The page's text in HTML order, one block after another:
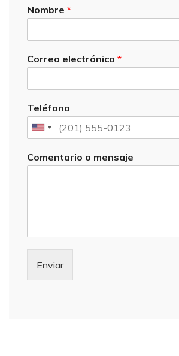
Nombre *
Correo electrónico *
Teléfono
Comentario o mensaje
Enviar